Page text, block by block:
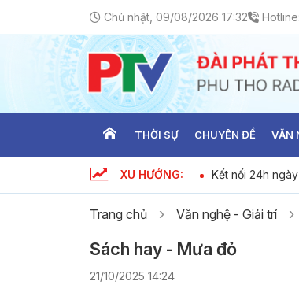
Chủ nhật, 09/08/2026 17:32 Hotline:
THỜI SỰ CHUYÊN ĐỀ VĂN
XU HƯỚNG: Kết nối 24h
Trang chủ Văn nghệ - Giải trí
Sách hay - Mưa đỏ
21/10/2025 14:24